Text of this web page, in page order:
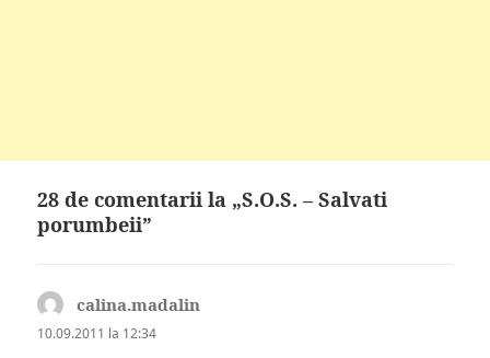
28 de comentarii la „S.O.S. – Salvati
porumbeii”
calina.madalin
10.09.2011 la 12:34